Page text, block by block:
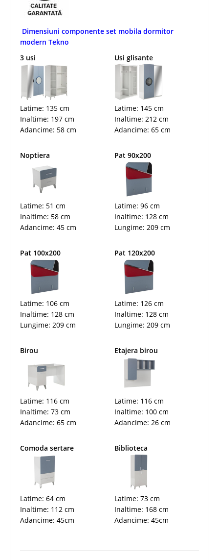
Dimensiuni componente set mobila dormitor
modern Tekno
3 usi
Latime: 135 cm
Inaltime: 197 cm
Adancime: 58 cm
Usi glisante
Latime: 145 cm
Inaltime: 212 cm
Adancime: 65 cm
Noptiera
Latime: 51 cm
Inaltime: 58 cm
Adancime: 45 cm
Pat 90x200
Latime: 96 cm
Inaltime: 128 cm
Lungime: 209 cm
Pat 100x200
Latime: 106 cm
Inaltime: 128 cm
Lungime: 209 cm
Pat 120x200
Latime: 126 cm
Inaltime: 128 cm
Lungime: 209 cm
Birou
Latime: 116 cm
Inaltime: 73 cm
Adancime: 65 cm
Etajera birou
Latime: 116 cm
Inaltime: 100 cm
Adancime: 26 cm
Comoda sertare
Latime: 64 cm
Inaltime: 112 cm
Adancime: 45cm
Biblioteca
Latime: 73 cm
Inaltime: 168 cm
Adancime: 45cm